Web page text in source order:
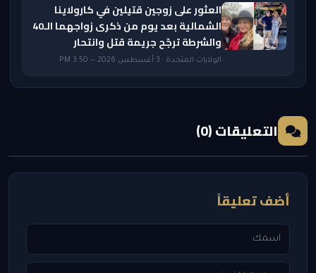
العثور على زوجين قتيلين في كارولاينا
الشمالية بعد يوم من ذكرى زواجهما الـ40
والشرطة ترجّح جريمة قتل وانتحار
الولايات المتحدة · 3 أغسطس 2026 — 3:50 PM
التعليقات (0)
أضف تعليقاً